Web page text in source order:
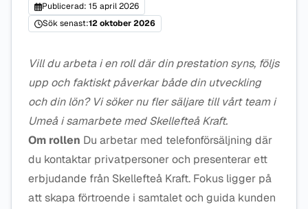
Publicerad: 15 april 2026
Sök senast:12 oktober 2026
Vill du arbeta i en roll där din prestation syns, följs
upp och faktiskt påverkar både din utveckling
och din lön? Vi söker nu fler säljare till vårt team i
Umeå i samarbete med Skellefteå Kraft.
Om rollen Du arbetar med telefonförsäljning där
du kontaktar privatpersoner och presenterar ett
erbjudande från Skellefteå Kraft. Fokus ligger på
att skapa förtroende i samtalet och guida kunden